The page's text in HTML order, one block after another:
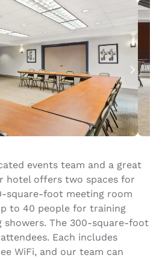
events team and a great
hotel offers two spaces for
square-foot meeting room
to 40 people for training
showers. The 300-square-foot
Each includes
WiFi, and our team can